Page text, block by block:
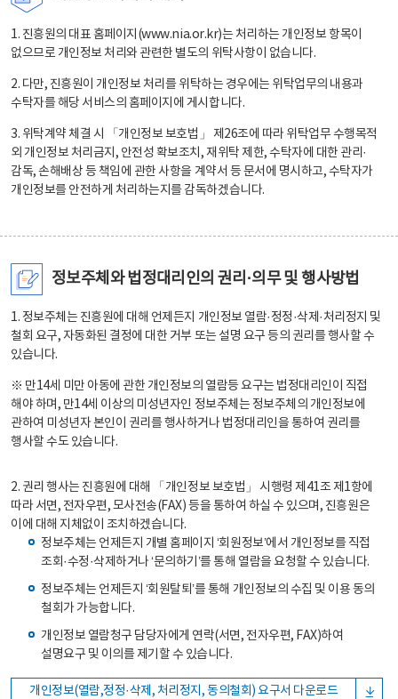
1. 진흥원의 대표 홈페이지(www.nia.or.kr)는 처리하는 개인정보 항목이
없으므로 개인정보 처리와 관련한 별도의 위탁사항이 없습니다.
2. 다만, 진흥원이 개인정보 처리를 위탁하는 경우에는 위탁업무의 내용과
수탁자를 해당 서비스의 홈페이지에 게시합니다.
3. 위탁계약 체결 시 「개인정보 보호법」 제26조에 따라 위탁업무 수행목적
외 개인정보 처리금지, 안전성 확보조치, 재위탁 제한, 수탁자에 대한 관리·
감독, 손해배상 등 책임에 관한 사항을 계약서 등 문서에 명시하고, 수탁자가
개인정보를 안전하게 처리하는지를 감독하겠습니다.
정보주체와 법정대리인의 권리·의무 및 행사방법
1. 정보주체는 진흥원에 대해 언제든지 개인정보 열람·정정·삭제·처리정지 및
철회 요구, 자동화된 결정에 대한 거부 또는 설명 요구 등의 권리를 행사할 수
있습니다.
※ 만14세 미만 아동에 관한 개인정보의 열람등 요구는 법정대리인이 직접
해야 하며, 만14세 이상의 미성년자인 정보주체는 정보주체의 개인정보에
관하여 미성년자 본인이 권리를 행사하거나 법정대리인을 통하여 권리를
행사할 수도 있습니다.
2. 권리 행사는 진흥원에 대해 「개인정보 보호법」 시행령 제41조 제1항에
따라 서면, 전자우편, 모사전송(FAX) 등을 통하여 하실 수 있으며, 진흥원은
이에 대해 지체없이 조치하겠습니다.
정보주체는 언제든지 개별 홈페이지 ‘회원정보’에서 개인정보를 직접
조회·수정·삭제하거나 ‘문의하기’를 통해 열람을 요청할 수 있습니다.
정보주체는 언제든지 ‘회원탈퇴’를 통해 개인정보의 수집 및 이용 동의
철회가 가능합니다.
개인정보 열람청구 담당자에게 연락(서면, 전자우편, FAX)하여
설명요구 및 이의를 제기할 수 있습니다.
개인정보(열람,정정·삭제, 처리정지, 동의철회) 요구서 다운로드